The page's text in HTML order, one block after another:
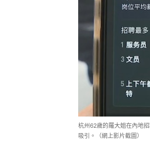
杭州62歲的羅大姐在內地
吸引。（網上影片截圖）